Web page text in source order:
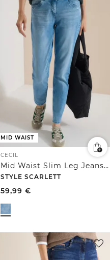
MID WAIST
CECIL
Mid Waist Slim Leg Jeans im Casual Fit
STYLE SCARLETT
59,99 €